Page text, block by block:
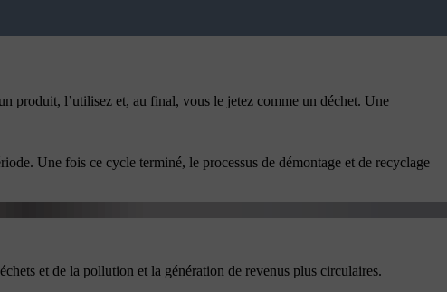
produit, l’utilisez et, au final, vous le jetez comme un déchet. Une
Une fois ce cycle terminé, le processus de démontage et de recyclage
et de la pollution et la génération de revenus plus circulaires.